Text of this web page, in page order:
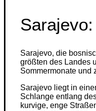
Sarajevo, die
größten des Landes
Sommermonate und
Sarajevo liegt in
Schlange entlang
kurvige, enge